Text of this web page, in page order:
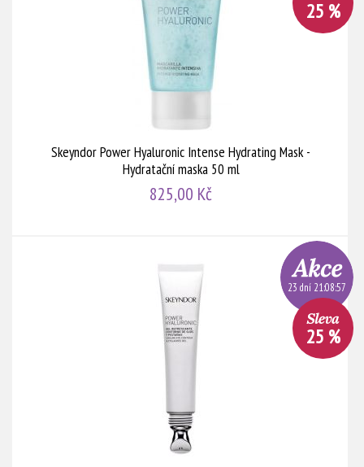
Skeyndor Power Hyaluronic Intense Hydrating Mask -
Hydratační maska 50 ml
825,00 Kč
25 %
23 dní 21:08:56
25 %